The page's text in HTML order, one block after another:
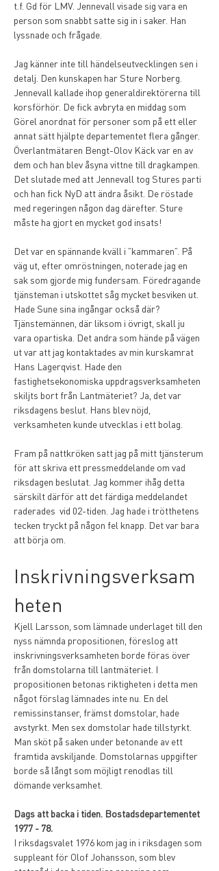
t.f. Gd för LMV. Jennevall visade sig vara en
person som snabbt satte sig in i saker. Han
lyssnade och frågade.
Jag känner inte till händelseutvecklingen sen i
detalj. Den kunskapen har Sture Norberg.
Jennevall kallade ihop generaldirektörerna till
korsförhör. De fick avbryta en middag som
Görel anordnat för personer som på ett eller
annat sätt hjälpte departementet flera gånger.
Överlantmätaren Bengt-Olov Käck var en av
dem och han blev åsyna vittne till dragkampen.
Det slutade med att Jennevall tog Stures parti
och han fick NyD att ändra åsikt. De röstade
med regeringen någon dag därefter. Sture
måste ha gjort en mycket god insats!
Det var en spännande kväll i ”kammaren”. På
väg ut, efter omröstningen, noterade jag en
sak som gjorde mig fundersam. Föredragande
tjänsteman i utskottet såg mycket besviken ut.
Hade Sune sina ingångar också där?
Tjänstemännen, där liksom i övrigt, skall ju
vara opartiska. Det andra som hände på vägen
ut var att jag kontaktades av min kurskamrat
Hans Lagerqvist. Hade den
fastighetsekonomiska uppdragsverksamheten
skiljts bort från Lantmäteriet? Ja, det var
riksdagens beslut. Hans blev nöjd,
verksamheten kunde utvecklas i ett bolag.
Fram på nattkröken satt jag på mitt tjänsterum
för att skriva ett pressmeddelande om vad
riksdagen beslutat. Jag kommer ihåg detta
särskilt därför att det färdiga meddelandet
raderades  vid 02-tiden. Jag hade i trötthetens
tecken tryckt på någon fel knapp. Det var bara
att börja om.
Inskrivningsverksam
heten
Kjell Larsson, som lämnade underlaget till den
nyss nämnda propositionen, föreslog att
inskrivningsverksamheten borde föras över
från domstolarna till lantmäteriet. I
propositionen betonas riktigheten i detta men
något förslag lämnades inte nu. En del
remissinstanser, främst domstolar, hade
avstyrkt. Men sex domstolar hade tillstyrkt.
Man sköt på saken under betonande av ett
framtida avskiljande. Domstolarnas uppgifter
borde så långt som möjligt renodlas till
dömande verksamhet.
Dags att backa i tiden. Bostadsdepartementet
1977 - 78.
I riksdagsvalet 1976 kom jag in i riksdagen som
suppleant för Olof Johansson, som blev